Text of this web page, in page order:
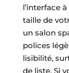
l’interface
taille de
un salon
polices
lisibilité,
de liste. Si